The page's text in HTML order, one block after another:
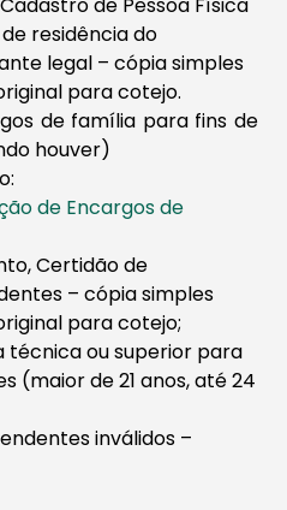
residência do
legal – cópia simples
para cotejo.
de família para fins de
houver)
de Encargos de
Certidão de
– cópia simples
para cotejo;
técnica ou superior para
(maior de 21 anos, até 24
inválidos –